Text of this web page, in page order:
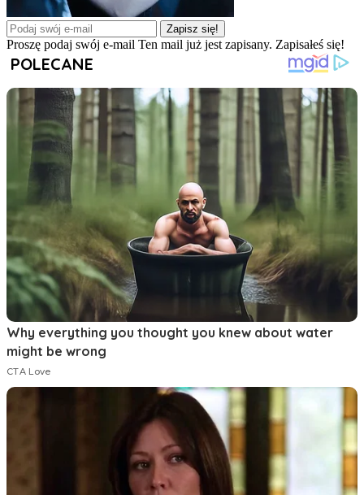
Zapisz się!
Proszę podaj swój e-mail Ten mail już jest zapisany. Zapisałeś się!